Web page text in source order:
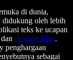
di dunia,
didukung oleh lebih
teks ke ucapan
desktop Mac.
penghargaan
sebagai